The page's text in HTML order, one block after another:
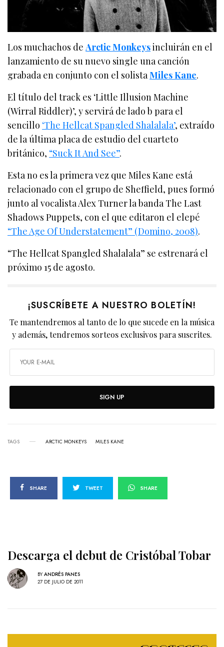
Los muchachos deArctic Monkeysincluirán en el
lanzamiento de su nuevo single una canción
grabada en conjunto con el solistaMiles Kane.
El título del track es ‘Little Illusion Machine
(Wirral Riddler)’, y servirá de lado b para el
sencillo ‘The Hellcat Spangled Shalalala’, extraído
de la última placa de estudio del cuarteto
británico, “Suck It And See”.
Esta no es la primera vez que Miles Kane está
relacionado con el grupo de Sheffield, pues formó
junto al vocalista Alex Turner la banda The Last
Shadows Puppets, con el que editaron el elepé
“The Age Of Understatement” (Domino, 2008).
“The Hellcat Spangled Shalalala” se estrenará el
próximo 15 de agosto.
¡SUSCRÍBETE A NUESTRO BOLETÍN!
Te mantendremos al tanto de lo que sucede en la música
y además, tendremos sorteos exclusivos para suscrites.
SIGN UP
TAGS ARCTIC MONKEYS MILES KANE
SHARE TWEET SHARE
Descarga el debut de Cristóbal Tobar
BY ANDRÉS PANES
27 DE JULIO DE 2011